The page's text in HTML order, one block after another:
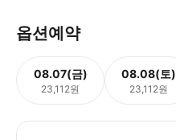
옵션예약
08.07(금)
23,112원
08.08(토)
23,112원